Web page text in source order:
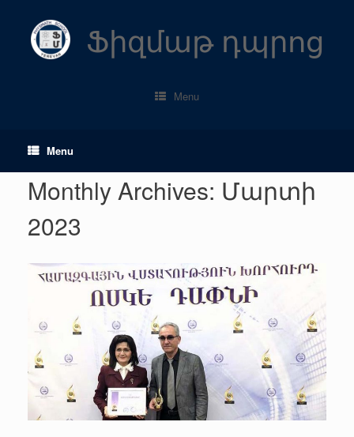
content
Ֆիզմաթ դպրոց
Menu
Menu
Monthly Archives: Մարտի
2023